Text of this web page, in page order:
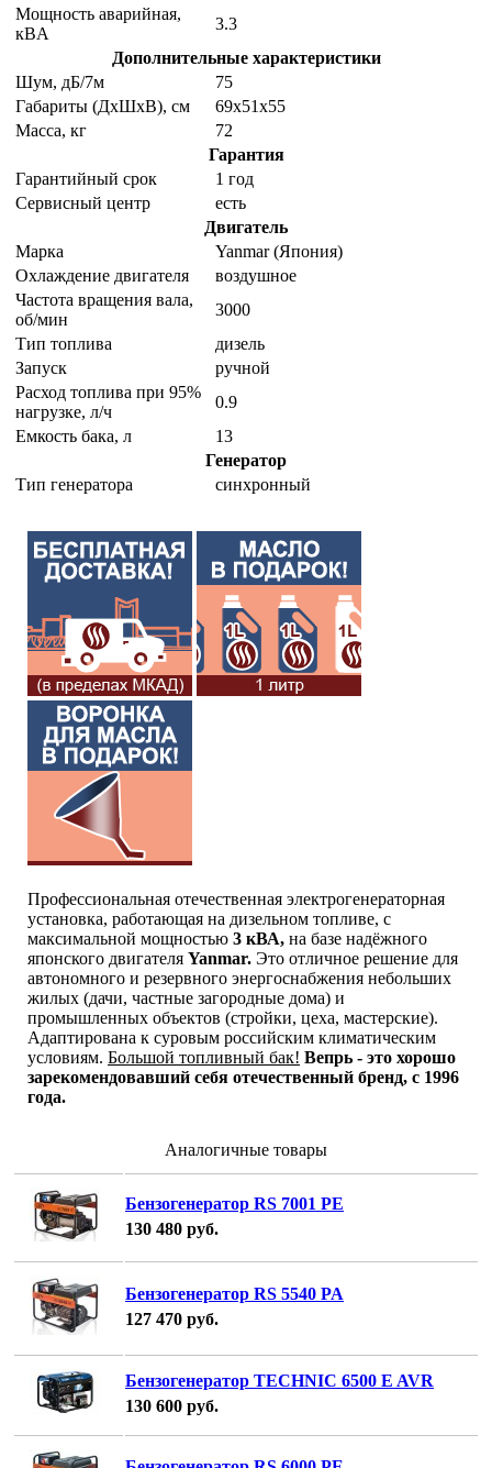
Мощность аварийная,
кВA
3.3
Дополнительные характеристики
Шум, дБ/7м
75
Габариты (ДхШхВ), см
69х51х55
Масса, кг
72
Гарантия
Гарантийный срок
1 год
Сервисный центр
есть
Двигатель
Марка
Yanmar (Япония)
Охлаждение двигателя
воздушное
Частота вращения вала,
об/мин
3000
Тип топлива
дизель
Запуск
ручной
Расход топлива при 95%
нагрузке, л/ч
0.9
Емкость бака, л
13
Генератор
Тип генератора
синхронный
Профессиональная отечественная электрогенераторная
установка, работающая на дизельном топливе, с
максимальной мощностью 3 кВА, на базе надёжного
японского двигателя Yanmar. Это отличное решение для
автономного и резервного энергоснабжения небольших
жилых (дачи, частные загородные дома) и
промышленных объектов (стройки, цеха, мастерские).
Адаптирована к суровым российским климатическим
условиям. Большой топливный бак! Вепрь - это хорошо
зарекомендовавший себя отечественный бренд, с 1996
года.
Аналогичные товары
Бензогенератор RS 7001 PE
130 480 руб.
Бензогенератор RS 5540 PA
127 470 руб.
Бензогенератор TECHNIC 6500 E AVR
130 600 руб.